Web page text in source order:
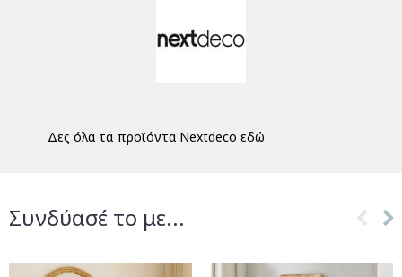
Δες όλα τα προϊόντα Nextdeco εδώ
Συνδύασέ το με...